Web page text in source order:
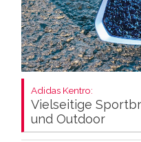
Adidas Kentro:
Vielseitige
und Outdoor